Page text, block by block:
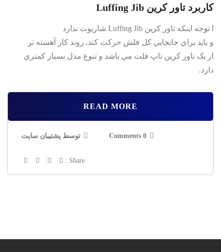
کاربرد تاور کرين Luffing Jib
ا توجه اينکه تاور کرين Luffing Jib شاريوت ندارد
و بايد براي جابجايي کل فلش حرکت کند, روند کار آهسته تر
از يک تاور کرين تاپ فلت مي باشد و تنوع مدل بسيار کمتري
دارد.
READ MORE
0 Comments توسط پشتیبان سایت
Share :